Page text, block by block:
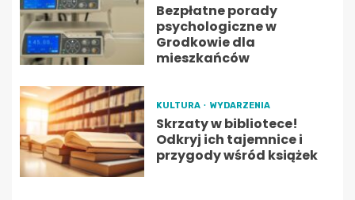
Bezpłatne porady
psychologiczne w
Grodkowie dla
mieszkańców
KULTURA WYDARZENIA
Skrzaty w bibliotece!
Odkryj ich tajemnice i
przygody wśród książek